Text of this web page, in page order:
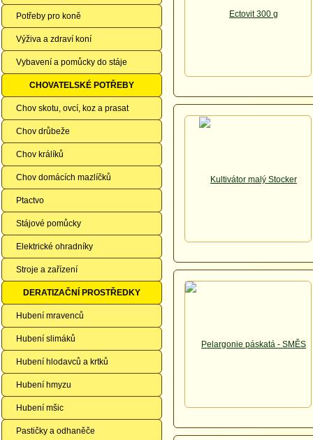
Potřeby pro koně
Výživa a zdraví koní
Vybavení a pomůcky do stáje
CHOVATELSKÉ POTŘEBY
Chov skotu, ovcí, koz a prasat
Chov drůbeže
Chov králíků
Chov domácích mazlíčků
Ptactvo
Stájové pomůcky
Elektrické ohradníky
Stroje a zařízení
DERATIZAČNÍ PROSTŘEDKY
Hubení mravenců
Hubení slimáků
Hubení hlodavců a krtků
Hubení hmyzu
Hubení mšic
Pastičky a odhaněče